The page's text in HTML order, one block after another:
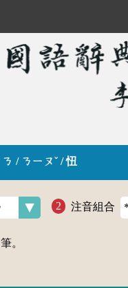
ㄋ / ㄋㄧㄡˇ / 忸
注音組合
筆。